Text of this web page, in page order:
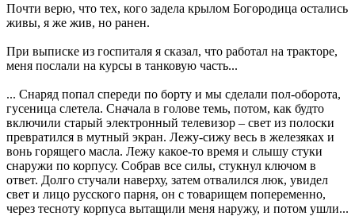
Почти верю, что тех, кого задела крылом Богородица остались
живы, я же жив, но ранен.
При выписке из госпиталя я сказал, что работал на тракторе,
меня послали на курсы в танковую часть...
... Снаряд попал спереди по борту и мы сделали пол-оборота,
гусеница слетела. Сначала в голове темь, потом, как будто
включили старый электронный телевизор – свет из полоски
превратился в мутный экран. Лежу-сижу весь в железяках и
вонь горящего масла. Лежу какое-то время и слышу стуки
снаружи по корпусу. Собрав все силы, стукнул ключом в
ответ. Долго стучали наверху, затем отвалился люк, увидел
свет и лицо русского парня, он с товарищем попеременно,
через тесноту корпуса вытащили меня наружу, и потом ушли...